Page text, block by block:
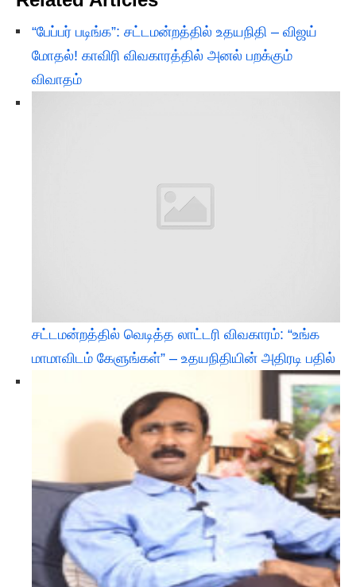
“பேப்பர் படிங்க”: சட்டமன்றத்தில் உதயநிதி – விஜய்
மோதல்! காவிரி விவகாரத்தில் அனல் பறக்கும்
விவாதம்
சட்டமன்றத்தில் வெடித்த லாட்டரி விவகாரம்: “உங்க
மாமாவிடம் கேளுங்கள்” – உதயநிதியின் அதிரடி பதில்